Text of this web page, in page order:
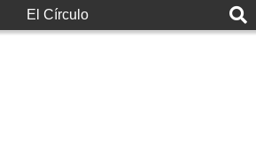
El Círculo